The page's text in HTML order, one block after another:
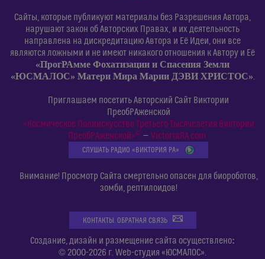
Сайты, которые публикуют материалы без Разрешения Автора,
нарушают закон об Авторских Правах, и их деятельность
направлена на дискредитацию Автора и Её Идеи, они все
являются ложными и не имеют никакого отношения к Автору и Её
«ПрогРАмме Фохатизации и Спасения Земли
«ЮСМАЛОС» Матери Мира Марии ДЭВИ ХРИСТОС».
Приглашаем посетить Авторский Сайт Виктории
ПреобРАженской
«Космическое Полиискусство Третьего Тысячелетия Виктории
ПреобРАженской»©— VictoriaRA.com
СЛУШАТЬ РАДИО «ВИКТОРИЯ РА»
Внимание! Просмотр Сайта смертельно опасен для биороботов,
зомби, рептилоидов!
КОНТАКТЫ. ОБРАТНАЯ СВЯЗЬ
Создание, дизайн и размещение сайта осуществлено:
© 2000-2026 г. Web-студия «ЮСМАЛОС».